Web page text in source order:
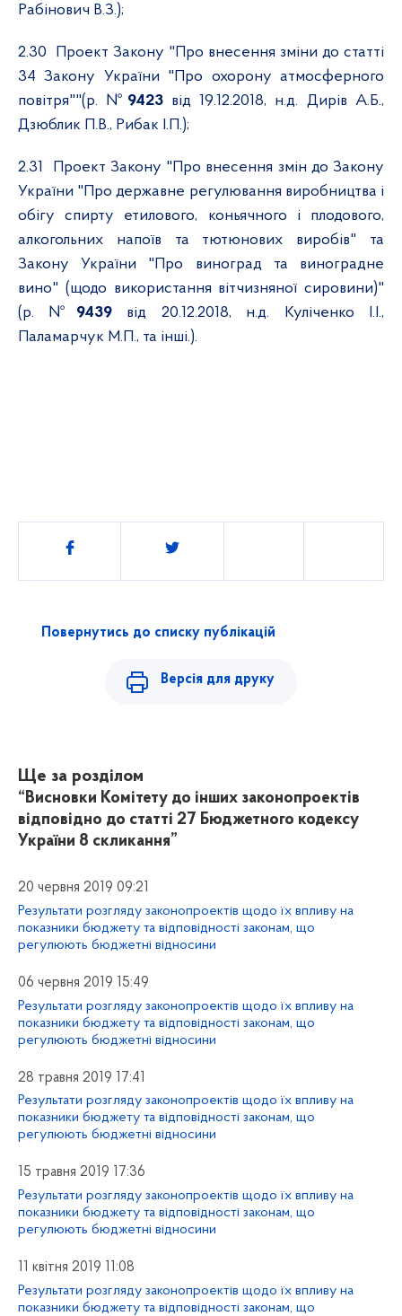
Рабінович В.З.);
2.30
Проект Закону "Про внесення зміни до статті
34 Закону України "Про охорону атмосферного
повітря""(р. № 9423від 19.12.2018, н.д. Дирів А.Б.,
Дзюблик П.В., Рибак І.П.);
2.31
Проект Закону "Про внесення змін до Закону
України "Про державне регулювання виробництва і
обігу спирту етилового, коньячного і плодового,
алкогольних напоїв та тютюнових виробів" та
Закону України "Про виноград та виноградне
вино" (щодо використання вітчизняної сировини)"
(р. № 9439від 20.12.2018, н.д. Куліченко І.І.,
Паламарчук М.П., та інші.).
Поділитись
Повернутись до списку публікацій
Версія для друку
Ще за розділом
“Висновки Комітету до інших законопроектів
відповідно до статті 27 Бюджетного кодексу
України 8 скликання”
20 червня 2019 09:21
Результати розгляду законопроектів щодо їх впливу на
показники бюджету та відповідності законам, що
регулюють бюджетні відносини
06 червня 2019 15:49
Результати розгляду законопроектів щодо їх впливу на
показники бюджету та відповідності законам, що
регулюють бюджетні відносини
28 травня 2019 17:41
Результати розгляду законопроектів щодо їх впливу на
показники бюджету та відповідності законам, що
регулюють бюджетні відносини
15 травня 2019 17:36
Результати розгляду законопроектів щодо їх впливу на
показники бюджету та відповідності законам, що
регулюють бюджетні відносини
11 квітня 2019 11:08
Результати розгляду законопроектів щодо їх впливу на
показники бюджету та відповідності законам, що